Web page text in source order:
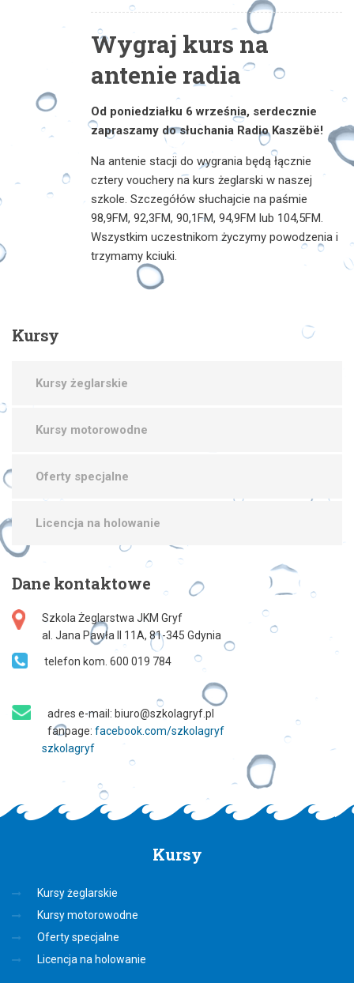
Wygraj kurs na
antenie radia
Od poniedziałku 6 września, serdecznie
zapraszamy do słuchania Radio Kaszëbë!
Na antenie stacji do wygrania będą łącznie
cztery vouchery na kurs żeglarski w naszej
szkole. Szczegółów słuchajcie na paśmie
98,9FM, 92,3FM, 90,1FM, 94,9FM lub 104,5FM.
Wszystkim uczestnikom życzymy powodzenia i
trzymamy kciuki.
Kursy
Kursy żeglarskie
Kursy motorowodne
Oferty specjalne
Licencja na holowanie
Danekontaktowe
Szkola Żeglarstwa JKM Gryf
al. Jana Pawła II 11A, 81-345 Gdynia
telefon kom. 600 019 784
adres e-mail: biuro@szkolagryf.pl
fanpage: facebook.com/szkolagryf
szkolagryf
Kursy
Kursy żeglarskie
Kursy motorowodne
Oferty specjalne
Licencja na holowanie